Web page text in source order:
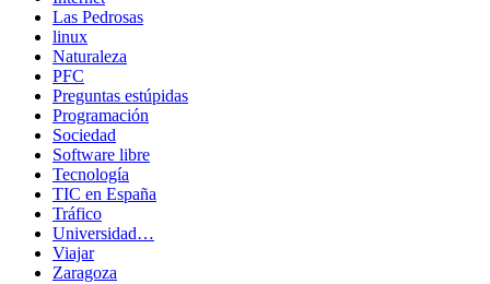
Las Pedrosas
linux
Naturaleza
PFC
Preguntas estúpidas
Programación
Sociedad
Software libre
Tecnología
TIC en España
Tráfico
Universidad…
Viajar
Zaragoza